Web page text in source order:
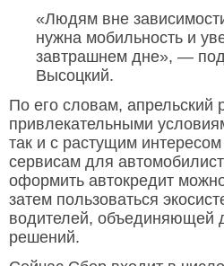
«Людям вне
нужна мобильность и
завтрашнем дне», —
Высоцкий.
По его словам, апрельский
привлекательными
так и с растущим
сервисам для
оформить автокредит
затем пользоваться
водителей, объединяющей
решений.